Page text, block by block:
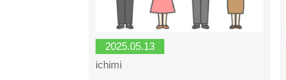
2025.05.13
ichimi